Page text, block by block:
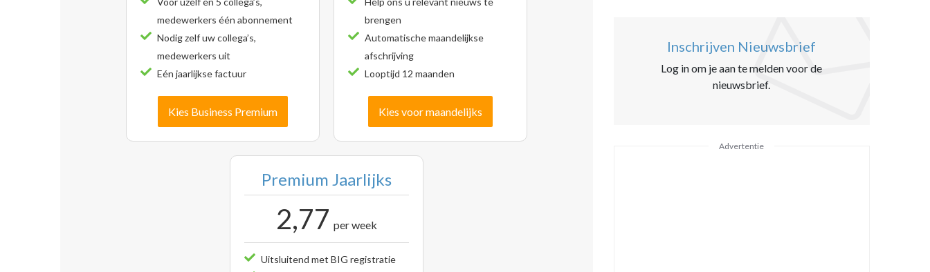
medewerkers één abonnement
Nodig zelf uw collega’s,
medewerkers uit
Eén jaarlijkse factuur
Kies Business Premium
brengen
Automatische maandelijkse
afschrijving
Looptijd 12 maanden
Kies voor maandelijks
Premium Jaarlijks
2,77 per week
Uitsluitend met BIG registratie
Inschrijven Nieuwsbrief
Log in om je aan te melden voor de
nieuwsbrief.
Advertentie